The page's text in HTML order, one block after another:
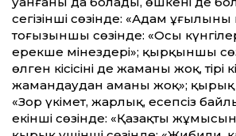
сегізінші сөзінде: «Адам ұғылының
тоғызыншы сөзінде: «Осы
ерекше мінездері»; қырқыншы
өлген кісісінің де жаманы жоқ, тірі
жамандаудан аманы жоқ»; қырық
«Зор үкімет, жарлық, есепсіз
екінші сөзінде: «Қазақтың